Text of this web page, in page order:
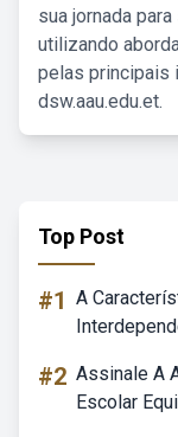
sua jornada
utilizando
pelas principais
dsw.aau.edu.et.
Top Post
#1 A
#2 Assinale A
Escolar